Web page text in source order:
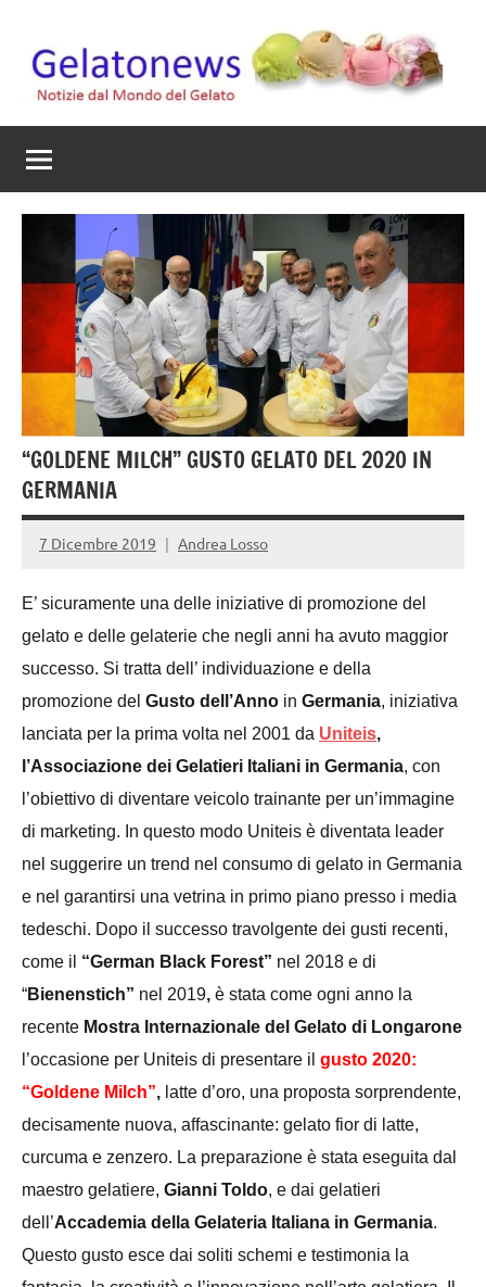
contenuto
Gelato
News
mondo
del
“GOLDENE MILCH” GUSTO GELATO DEL 2020 IN
GERMANIA
7 Dicembre 2019 Andrea Losso
E’ sicuramente una delle iniziative di promozione del
gelato e delle gelaterie che negli anni ha avuto maggior
successo. Si tratta dell’ individuazione e della
promozione del Gusto dell’Anno in Germania, iniziativa
lanciata per la prima volta nel 2001 da Uniteis,
l’Associazione dei Gelatieri Italiani in Germania, con
l’obiettivo di diventare veicolo trainante per un’immagine
di marketing. In questo modo Uniteis è diventata leader
nel suggerire un trend nel consumo di gelato in Germania
e nel garantirsi una vetrina in primo piano presso i media
tedeschi. Dopo il successo travolgente dei gusti recenti,
come il “German Black Forest” nel 2018 e di
“Bienenstich” nel 2019, è stata come ogni anno la
recente Mostra Internazionale del Gelato di Longarone
l’occasione per Uniteis di presentare il gusto 2020:
“Goldene Milch”, latte d’oro, una proposta sorprendente,
decisamente nuova, affascinante: gelato fior di latte,
curcuma e zenzero. La preparazione è stata eseguita dal
maestro gelatiere, Gianni Toldo, e dai gelatieri
dell’Accademia della Gelateria Italiana in Germania.
Questo gusto esce dai soliti schemi e testimonia la